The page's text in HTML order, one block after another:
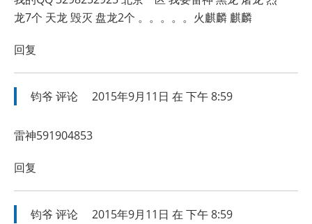
龙7个 天龙 毁灭 盘龙2个 。。。。。火麒麟 麒麟
回复
钧爷 评论 2015年9月11日 在 下午 8:59
雷神591904853
回复
钧爷 评论 2015年9月11日 在 下午 8:59